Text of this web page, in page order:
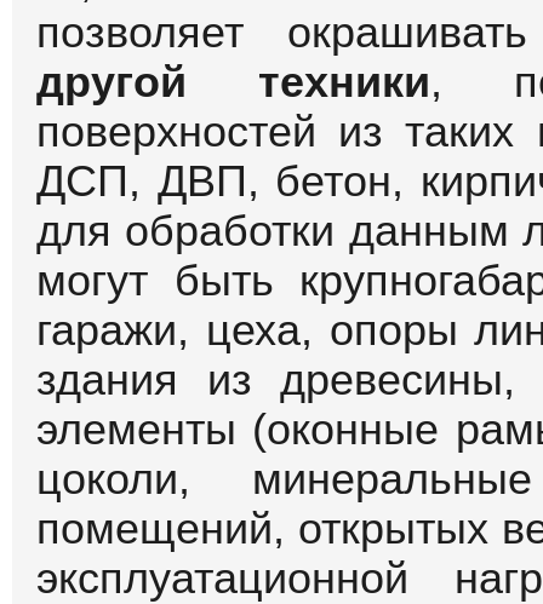
позволяет
другой техники,
поверхностей из
ДСП, ДВП, бетон,
для обработки данным
могут быть
гаражи, цеха, опоры
здания из
элементы (оконные
цоколи,
помещений, открытых
эксплуатационной